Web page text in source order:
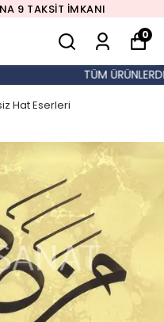
9 TAKSİT İMKANI
0
TÜM
Hat Eserleri